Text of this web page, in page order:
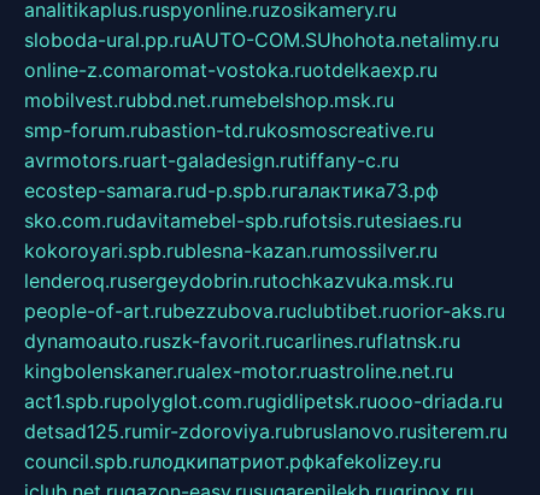
analitikaplus.ruspyonline.ruzosikamery.ru
sloboda-ural.pp.ruAUTO-COM.SUhohota.netalimy.ru
online-z.comaromat-vostoka.ruotdelkaexp.ru
mobilvest.rubbd.net.rumebelshop.msk.ru
smp-forum.rubastion-td.rukosmoscreative.ru
avrmotors.ruart-galadesign.rutiffany-c.ru
ecostep-samara.rud-p.spb.ruгалактика73.рф
sko.com.rudavitamebel-spb.rufotsis.rutesiaes.ru
kokoroyari.spb.rublesna-kazan.rumossilver.ru
lenderoq.rusergeydobrin.rutochkazvuka.msk.ru
people-of-art.rubezzubova.ruclubtibet.ruorior-aks.ru
dynamoauto.ruszk-favorit.rucarlines.ruflatnsk.ru
kingbolenskaner.rualex-motor.ruastroline.net.ru
act1.spb.rupolyglot.com.rugidlipetsk.ruooo-driada.ru
detsad125.rumir-zdoroviya.rubruslanovo.rusiterem.ru
council.spb.ruлодкипатриот.рфkafekolizey.ru